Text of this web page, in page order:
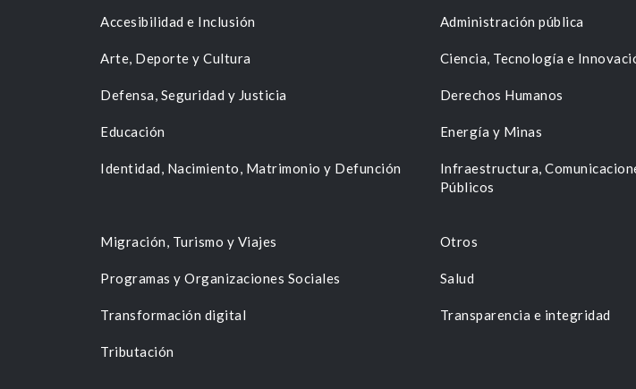
Accesibilidad e Inclusión Administración pública
Arte, Deporte y Cultura Ciencia, Tecnología e
Defensa, Seguridad y Justicia Derechos Humanos
Educación Energía y Minas
Identidad, Nacimiento, Matrimonio y Defunción
Infraestructura,
Públicos
Migración, Turismo y Viajes Otros
Programas y Organizaciones Sociales Salud
Transformación digital Transparencia e integridad
Tributación